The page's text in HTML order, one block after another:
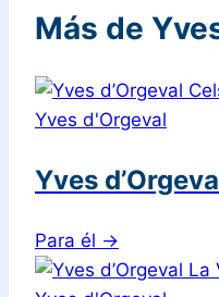
Más de
Yves d'Orgeval
Yves
Para él →